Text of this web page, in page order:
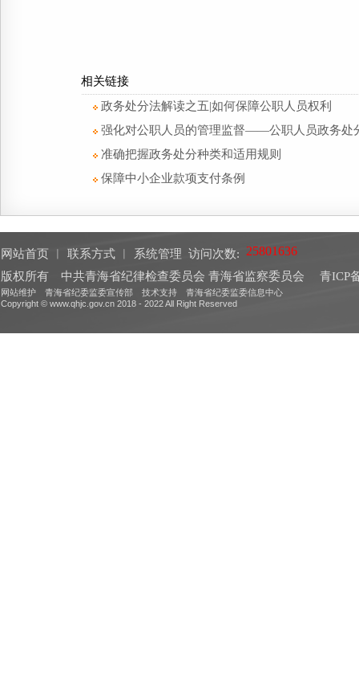
相关链接
政务处分法解读之五|如何保障公职人员权利
强化对公职人员的管理监督——公职人员政务处
准确把握政务处分种类和适用规则
保障中小企业款项支付条例
网站首页 联系方式 系统管理 访问次数:
版权所有 中共青海省纪律检查委员会 青海省监察委员会
青ICP
网站维护 青海省纪委监委宣传部 技术支持 青海省纪委监委信息中心
Copyright © www.qhjc.gov.cn 2018 - 2022 All Right Reserved